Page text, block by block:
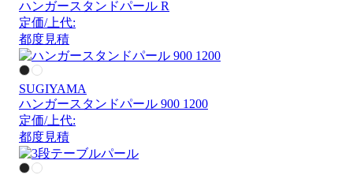
ハンガースタンドパール R
定価/上代:
都度見積
SUGIYAMA
ハンガースタンドパール 900 1200
定価/上代:
都度見積